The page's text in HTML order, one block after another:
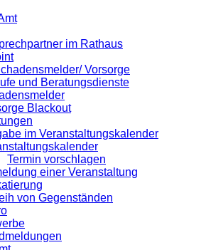
im Rathaus
Vorsorge
und Beratungsdienste
Blackout
im Veranstaltungskalender
Termin vorschlagen
einer Veranstaltung
von Gegenständen